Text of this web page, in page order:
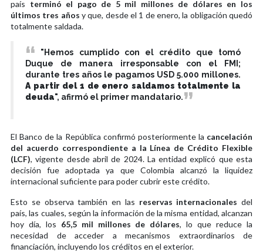
país terminó el pago de 5 mil millones de dólares en los
últimos tres años y que, desde el 1 de enero, la obligación quedó
totalmente saldada.
"Hemos cumplido con el crédito que tomó
Duque de manera irresponsable con el FMI;
durante tres años le pagamos USD 5.000 millones.
A partir del 1 de enero saldamos totalmente la
deuda", afirmó el primer mandatario.
El Banco de la República confirmó posteriormente la cancelación
del acuerdo correspondiente a la Línea de Crédito Flexible
(LCF), vigente desde abril de 2024. La entidad explicó que esta
decisión fue adoptada ya que Colombia alcanzó la liquidez
internacional suficiente para poder cubrir este crédito.
Esto se observa también en las reservas internacionales del
país, las cuales, según la información de la misma entidad, alcanzan
hoy día, los 65,5 mil millones de dólares, lo que reduce la
necesidad de acceder a mecanismos extraordinarios de
financiación, incluyendo los créditos en el exterior.